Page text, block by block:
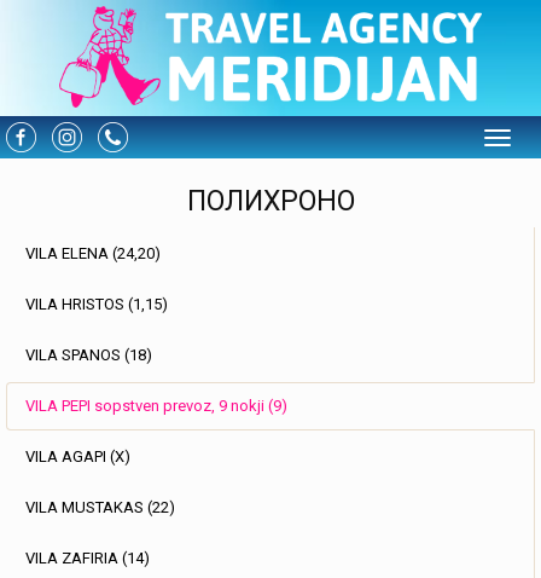
ПОЛИХРОНО
VILA ELENA (24,20)
VILA HRISTOS (1,15)
VILA SPANOS (18)
VILA PEPI sopstven prevoz, 9 nokji (9)
VILA AGAPI (X)
VILA MUSTAKAS (22)
VILA ZAFIRIA (14)